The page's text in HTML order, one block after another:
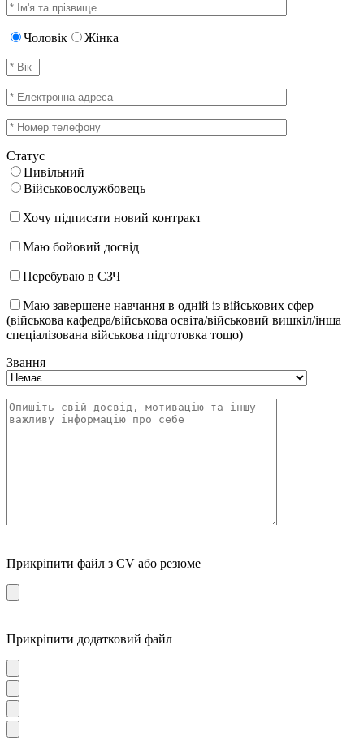
Чоловік Жінка
Статус
Цивільний
Військовослужбовець
Хочу підписати новий контракт
Маю бойовий досвід
Перебуваю в СЗЧ
Маю завершене навчання в одній із військових сфер
(військова кафедра/військова освіта/військовий вишкіл/інша
спеціалізована військова підготовка тощо)
Звання
Прикріпити файл з CV або резюме
Прикріпити додатковий файл